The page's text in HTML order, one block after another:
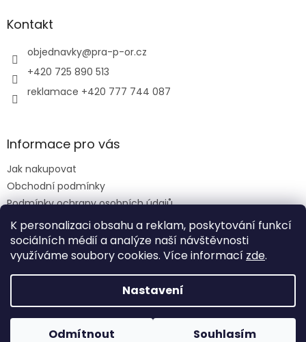
K personalizaci obsahu a reklam, poskytování funkcí
sociálních médií a analýze naší návštěvnosti
využíváme soubory cookies. Více informací zde.
Nastavení
Odmítnout Souhlasím
aKontakt
objednavky@pra-p-or.cz
+420 725 890 513
reklamace +420 777 744 087
Informace pro vás
Jak nakupovat
Obchodní podmínky
Podmínky ochrany osobních údajů
Reklamační řád
Vytvořil Shoptet
Copyright 2026PRA-P-OR eshop. Všechna práva
vyhrazena.
Upravit nastavení cookies